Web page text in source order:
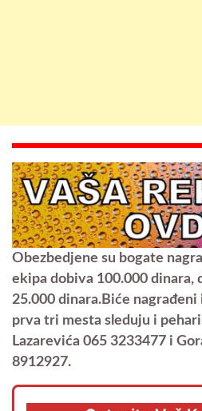
Obezbedjene su bogate
ekipa dobiva 100.000 dinara,
25.000 dinara.Biće
prva tri mesta sleduju i
Lazarevića 065 3233477 i
8912927.